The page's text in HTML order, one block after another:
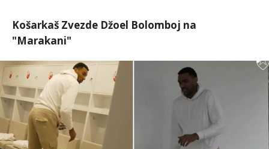
Košarkaš Zvezde Džoel Bolomboj na
"Marakani"